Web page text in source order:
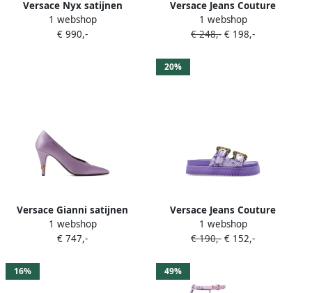
Versace Nyx satijnen
muiltjes 80 mm Paars
1 webshop
€ 990,-
Versace Jeans Couture
Sandalen met Barocco-print
Paars
1 webshop
€ 248,- € 198,-
Versace Gianni satijnen
pumps 90 mm Paars
1 webshop
€ 747,-
20%
Versace Jeans Couture
Sandalen met plateauzool
en gespbandje Paars
1 webshop
€ 190,- € 152,-
16% 49%